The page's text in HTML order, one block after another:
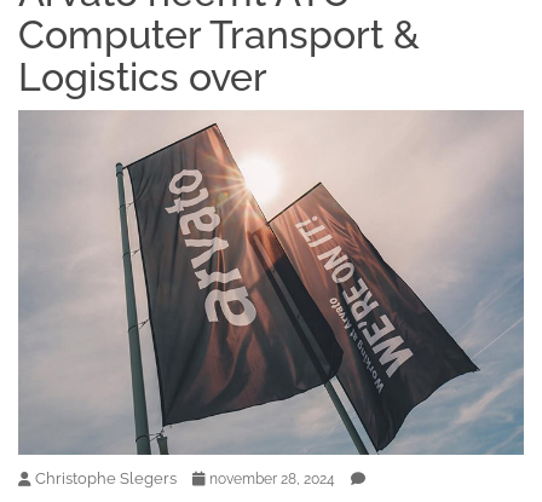
Computer Transport &
Logistics over
Christophe Slegers november 28, 2024